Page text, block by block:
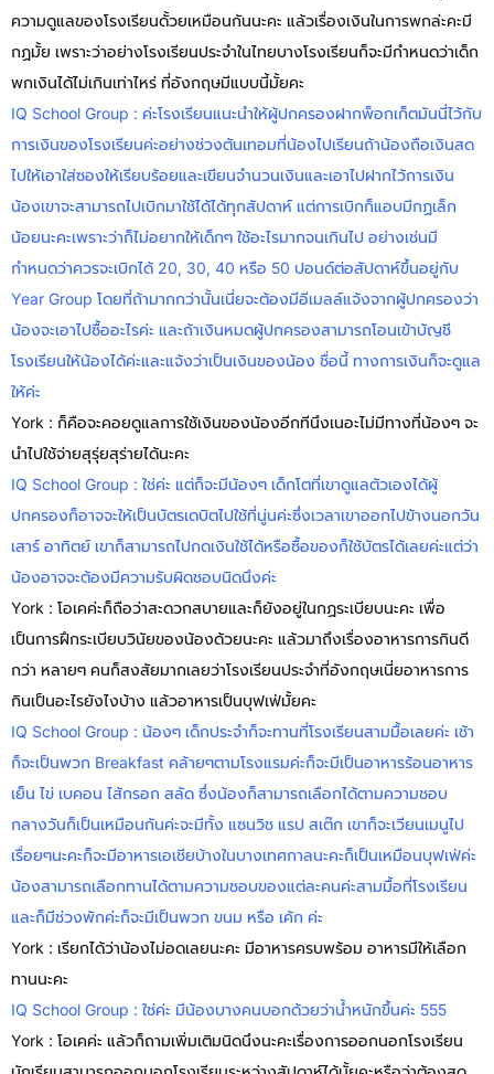
ความดูแลของโรงเรียนดั้วยเหมือนกันนะคะ แล้วเรื่องเงินในการพกล่ะคะมี
กฏมั้ย เพราะว่าอย่างโรงเรียนประจำในไทยบางโรงเรียนก็จะมีกำหนดว่าเด็ก
พกเงินได้ไม่เกินเท่าไหร่ ที่อังกฤษมีแบบนี้มั้ยคะ
IQ School Group : ค่ะโรงเรียนแนะนำให้ผู้ปกครองฝากพ็อกเก็ตมันนี่ไว้กับ
การเงินของโรงเรียนค่ะอย่างช่วงต้นเทอมที่น้องไปเรียนถ้าน้องถือเงินสด
ไปให้เอาใส่ซองให้เรียบร้อยและเขียนจำนวนเงินและเอาไปฝากไว้การเงิน
น้องเขาจะสามารถไปเบิกมาใช้ได้ได้ทุกสัปดาห์ แต่การเบิกก็แอบมีกฏเล็ก
น้อยนะคะเพราะว่าก็ไม่อยากให้เด็กๆ ใช้อะไรมากจนเกินไป อย่างเช่นมี
กำหนดว่าควรจะเบิกได้ 20, 30, 40 หรือ 50 ปอนด์ต่อสัปดาห์ขึ้นอยู่กับ
Year Group โดยที่ถ้ามากกว่านั้นเนี่ยจะต้องมีอีเมลล์แจ้งจากผู้ปกครองว่า
น้องจะเอาไปซื้ออะไรค่ะ และถ้าเงินหมดผู้ปกครองสามารถโอนเข้าบัญชี
โรงเรียนให้น้องได้ค่ะและแจ้งว่าเป็นเงินของน้อง ชื่อนี้ ทางการเงินก็จะดูแล
ให้ค่ะ
York : ก็คือจะคอยดูแลการใช้เงินของน้องอีกทีนึงเนอะไม่มีทางที่น้องๆ จะ
นำไปใช้จ่ายสุรุ่ยสุร่ายได้นะคะ
IQ School Group : ใช่ค่ะ แต่ก็จะมีน้องๆ เด็กโตที่เขาดูแลตัวเองได้ผู้
ปกครองก็อาจจะให้เป็นบัตรเดบิตไปใช้ที่นู่นค่ะซึ่งเวลาเขาออกไปข้างนอกวัน
เสาร์ อาทิตย์ เขาก็สามารถไปกดเงินใช้ได้หรือซื้อของก็ใช้บัตรได้เลยค่ะแต่ว่า
น้องอาจจะต้องมีความรับผิดชอบนิดนึงค่ะ
York : โอเคค่ะก็ถือว่าสะดวกสบายและก็ยังอยู่ในกฏระเบียบนะคะ เพื่อ
เป็นการฝึกระเบียบวินัยของน้องด้วยนะคะ แล้วมาถึงเรื่องอาหารการกินดี
กว่า หลายๆ คนก็สงสัยมากเลยว่าโรงเรียนประจำที่อังกฤษเนี่ยอาหารการ
กินเป็นอะไรยังไงบ้าง แล้วอาหารเป็นบุฟเฟ่มั้ยคะ
IQ School Group : น้องๆ เด็กประจำก็จะทานที่โรงเรียนสามมื้อเลยค่ะ เช้า
ก็จะเป็นพวก Breakfast คล้ายๆตามโรงแรมค่ะก็จะมีเป็นอาหารร้อนอาหาร
เย็น ไข่ เบคอน ไส้กรอก สลัด ซึ่งน้องก็สามารถเลือกได้ตามความชอบ
กลางวันก็เป็นเหมือนกันค่ะจะมีทั้ง แซนวิช แรป สเต๊ก เขาก็จะเวียนเมนูไป
เรื่อยๆนะคะก็จะมีอาหารเอเชียบ้างในบางเทศกาลนะคะก็เป็นเหมือนบุฟเฟ่ค่ะ
น้องสามารถเลือกทานได้ตามความชอบของแต่ละคนค่ะสามมื้อที่โรงเรียน
และก็มีช่วงพักค่ะก็จะมีเป็นพวก ขนม หรือ เค้ก ค่ะ
York : เรียกได้ว่าน้องไม่อดเลยนะคะ มีอาหารครบพร้อม อาหารมีให้เลือก
ทานนะคะ
IQ School Group : ใช่ค่ะ มีน้องบางคนบอกด้วยว่าน้ำหนักขึ้นค่ะ 555
York : โอเคค่ะ แล้วก็ถามเพิ่มเติมนิดนึงนะคะเรื่องการออกนอกโรงเรียน